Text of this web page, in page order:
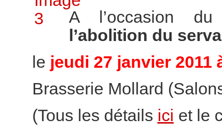
A l’occasion
l’abolition du
le jeudi 27 janvier 2011
Brasserie Mollard
(Tous les détails ici et le